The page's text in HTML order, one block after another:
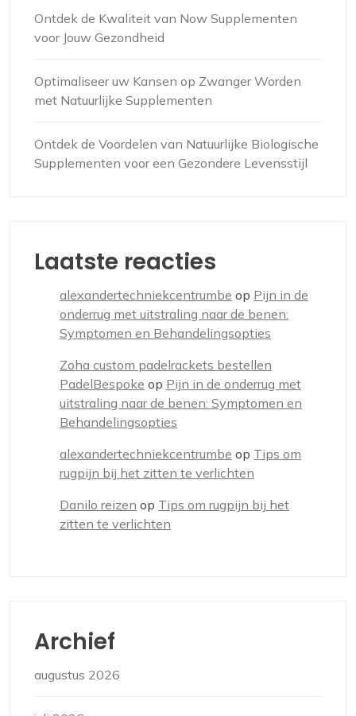
Ontdek de Kwaliteit van Now Supplementen
voor Jouw Gezondheid
Optimaliseer uw Kansen op Zwanger Worden
met Natuurlijke Supplementen
Ontdek de Voordelen van Natuurlijke Biologische
Supplementen voor een Gezondere Levensstijl
Laatste reacties
alexandertechniekcentrumbe op Pijn in de
onderrug met uitstraling naar de benen:
Symptomen en Behandelingsopties
Zoha custom padelrackets bestellen
PadelBespoke op Pijn in de onderrug met
uitstraling naar de benen: Symptomen en
Behandelingsopties
alexandertechniekcentrumbe op Tips om
rugpijn bij het zitten te verlichten
Danilo reizen op Tips om rugpijn bij het
zitten te verlichten
Archief
augustus 2026